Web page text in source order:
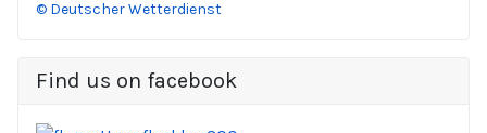
© Deutscher Wetterdienst
Find us on facebook